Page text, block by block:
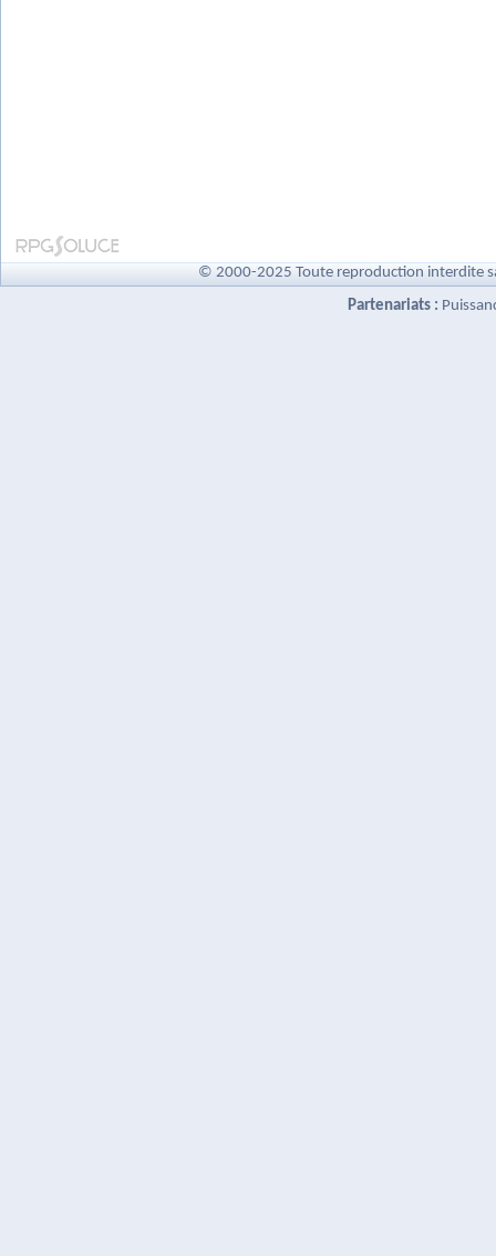
© 2000-2025 Toute reproduction interdite
Partenariats :